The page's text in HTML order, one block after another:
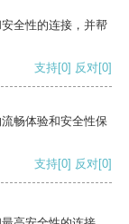
全性的连接，并帮
支持[0] 反对[0]
畅体验和安全性保
支持[0] 反对[0]